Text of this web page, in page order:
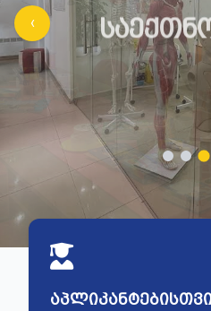
‹